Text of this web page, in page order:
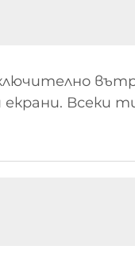
екрани. Всеки